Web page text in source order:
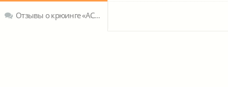
Отзывы о крюинге «АСПОЛ-БАЛТИК»